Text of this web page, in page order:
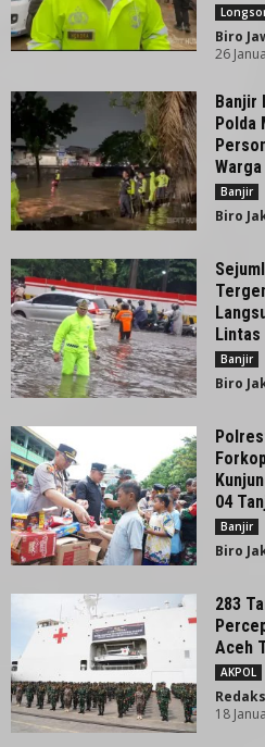
Biro
26
Banjir
Polda
Warga
Banjir
Biro
Lintas
Banjir
Biro
04
Banjir
Biro
283
Aceh
AKPOL
18